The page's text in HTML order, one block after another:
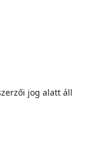
jog alatt áll